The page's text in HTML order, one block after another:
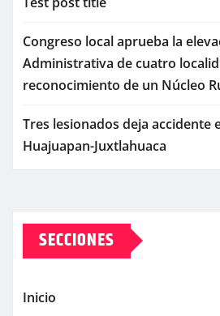
Congreso local aprueba la
Administrativa de cuatro
reconocimiento de un Núcleo
Tres lesionados deja accidente
Huajuapan-Juxtlahuaca
SECCIONES
Inicio